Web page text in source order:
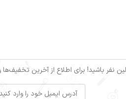
نفر باشید! برای اطلاع از آخرین